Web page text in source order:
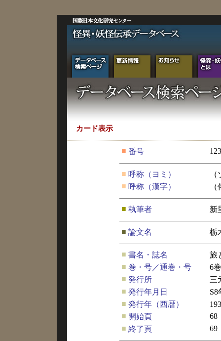
カード表示
■ 番号
■ 呼称（ヨミ）
■ 呼称（漢字）
■ 執筆者 新
■ 論文名 栃
■ 書名・誌名
旅
■ 巻・号／通巻・号
6
■ 発行所
三
■ 発行年月日
S8
■ 発行年（西暦）
■ 開始頁
68
■ 終了頁 69